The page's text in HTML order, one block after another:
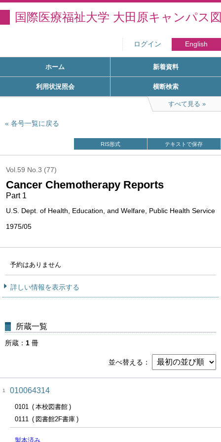
国際医療福祉大学 大田原キャンパス
ログイン English
ホーム 新着資料
利用状況照会 横断検索
すべて見る
各号一覧に戻る
RIS形式 テキストで保存
Vol.59 No.3 (77)
Cancer Chemotherapy Reports
Part 1
U.S. Dept. of Health, Education, and Welfare, Public Health Service
1975/05
予約はありません
詳しい情報を表示する
所蔵一覧
所蔵 1 冊
並べ替える
1 010064314
0101
本校図書館
0111
図書館2F書庫
製本済み